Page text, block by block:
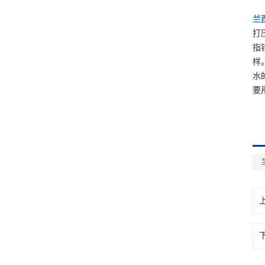
兰
打
指
样
水
要